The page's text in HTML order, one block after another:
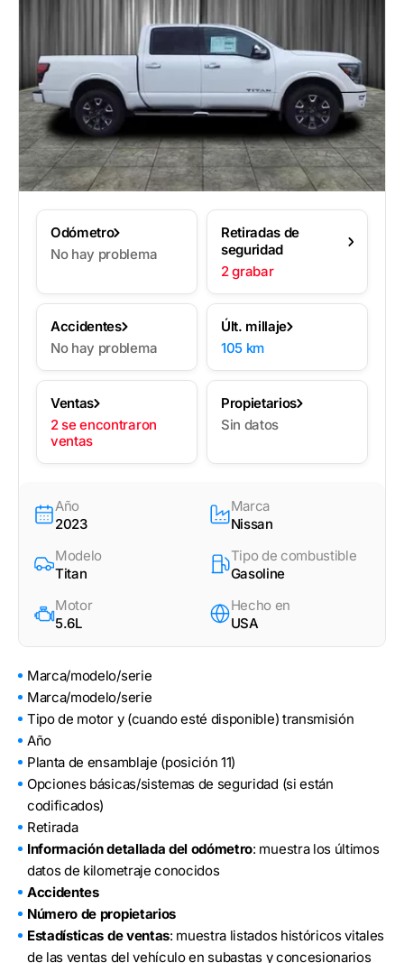
Odómetro
No hay problema
Retiradas de
seguridad
2 grabar
Accidentes
No hay problema
Últ. millaje
105 km
Ventas
2 se encontraron
ventas
Propietarios
Sin datos
Año
2023
Marca
Nissan
Modelo
Titan
Tipo de combustible
Gasoline
Motor
5.6L
Hecho en
USA
Marca/modelo/serie
Marca/modelo/serie
Tipo de motor y (cuando esté disponible) transmisión
Año
Planta de ensamblaje (posición 11)
Opciones básicas/sistemas de seguridad (si están
codificados)
Retirada
Información detallada del odómetro: muestra los últimos
datos de kilometraje conocidos
Accidentes
Número de propietarios
Estadísticas de ventas: muestra listados históricos vitales
de las ventas del vehículo en subastas y concesionarios